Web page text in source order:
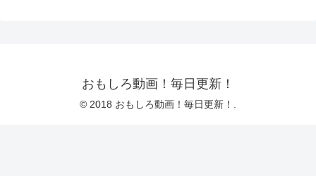
おもしろ動画！毎日更新！
© 2018 おもしろ動画！毎日更新！.